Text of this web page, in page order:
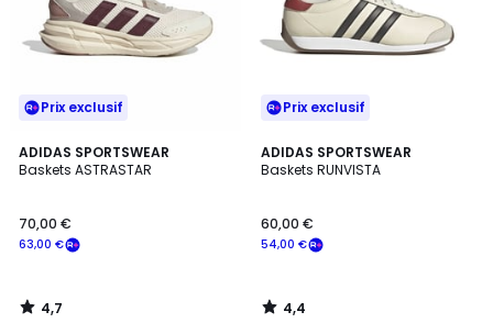
Prix exclusif
ADIDAS SPORTSWEAR
Baskets ASTRASTAR
63,00 €
70,00 €
4,7
/ 5
4,7
/
Prix exclusif
ADIDAS SPORTSWEAR
Baskets RUNVISTA
54,00 €
60,00 €
4,4
/ 5
4,4
/